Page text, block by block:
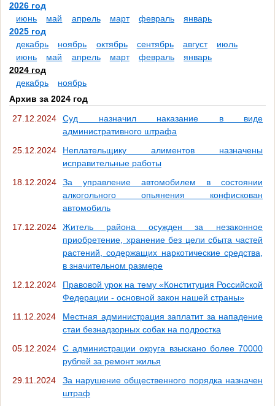
2026 год
июнь
май апрель март февраль
январь
2025 год
декабрь
ноябрь октябрь сентябрь август
июль
июнь
май апрель март февраль
январь
2024 год
декабрь
ноябрь
Архив за 2024 год
27.12.2024
Суд назначил наказание в виде
административного штрафа
25.12.2024
Неплательщику алиментов назначены
исправительные работы
18.12.2024
За управление автомобилем в состоянии
алкогольного опьянения конфискован
автомобиль
17.12.2024
Житель района осужден за незаконное
приобретение, хранение без цели сбыта частей
растений, содержащих наркотические средства,
в значительном размере
12.12.2024
Правовой урок на тему «Конституция Российской
Федерации - основной закон нашей страны»
11.12.2024
Местная администрация заплатит за нападение
стаи безнадзорных собак на подростка
05.12.2024
С администрации округа взыскано более 70000
рублей за ремонт жилья
29.11.2024
За нарушение общественного порядка назначен
штраф